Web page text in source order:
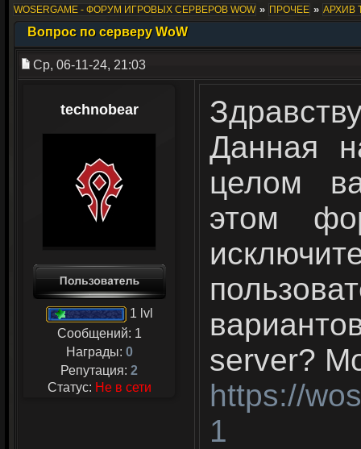
WOSERGAME - ФОРУМ ИГРОВЫХ СЕРВЕРОВ WOW » ПРОЧЕЕ » АРХИВ
Вопрос по серверу WoW
Ср, 06-11-24, 21:03
technobear
1 lvl
Сообщений: 1
Награды: 0
Репутация: 2
Статус: Не в сети
Данная
целом
этом
server?
https://
1